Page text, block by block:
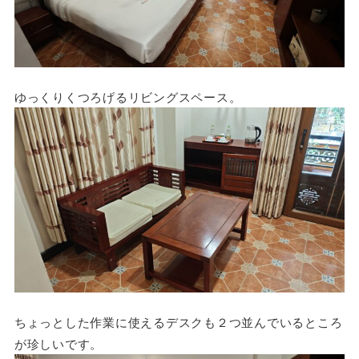
ゆっくりくつろげるリビングスペース。
ちょっとした作業に使えるデスクも２つ並んでいるところ
が珍しいです。